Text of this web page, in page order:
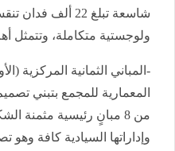
ولوجستية متكاملة، وتتمثل
-المباني الثمانية المركزية
المعمارية للمجمع بتبني
من 8 مبانٍ رئيسية مثمنة
وإداراتها السيادية كافة وهو